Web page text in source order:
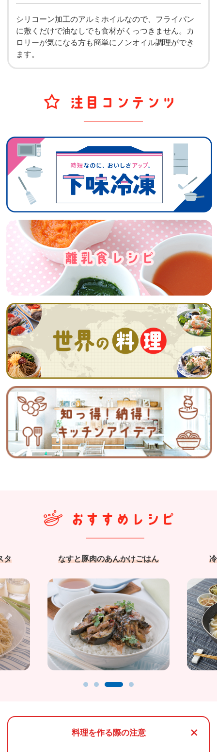
シリコーン加工のアルミホイルなので、フライパン
に敷くだけで油なしでも食材がくっつきません。カ
ロリーが気になる方も簡単にノンオイル調理ができ
ます。
タ なすと豚肉のあんかけごはん
+
料理を作る際の注意